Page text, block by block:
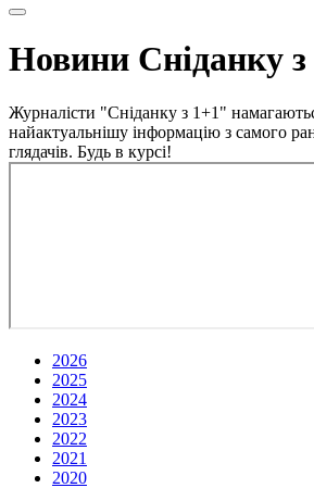
Новини Сніданку з
Журналісти "Сніданку з 1+1"
найактуальнішу інформацію з самого
глядачів. Будь в курсі!
2026
2025
2024
2023
2022
2021
2020